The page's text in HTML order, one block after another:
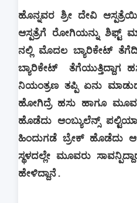
ಹೊನ್ನವರ ಶ್ರೀ ದೇವಿ
ಆಸ್ಪತ್ರೆಗೆ ರೋಗಿಯನ್ನು ಶಿಫ್ಟ್
ನಲ್ಲಿ ಮೊದಲ ಬ್ಯಾರಿಕೇಟ್
ಬ್ಯಾರಿಕೇಟ್ ತೆಗೆಯುತ್ತಿದ್ದಾಗ
ನಿಯಂತ್ರಣ ತಪ್ಪಿ ಏನು
ಹೋಗಿದ್ರೆ ಹಸು ಹಾಗೂ
ಹೊಡೆದು ಆಂಬ್ಯುಲೆನ್ಸ್
ಹಿಂದುಗಡೆ ಬ್ರೇಕ್ ಹೊಡೆದು
ಸ್ಥಳದಲ್ಲೇ ಮೂವರು
ಹೇಳಿದ್ದಾನೆ.